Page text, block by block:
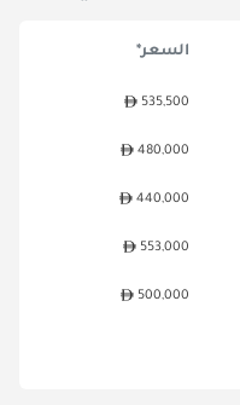
السعر*
535,500
480,000
440,000
553,000
500,000